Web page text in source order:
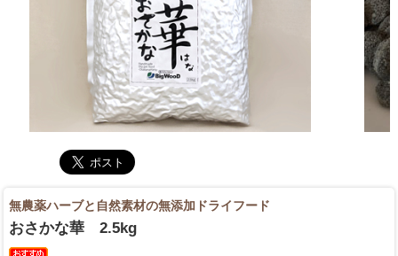
無農薬ハーブと自然素材の無添加ドライフード
おさかな華 2.5kg